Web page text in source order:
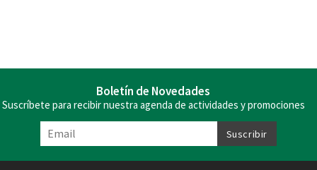
Boletín de Novedades
Suscríbete para recibir nuestra agenda de actividades y promociones